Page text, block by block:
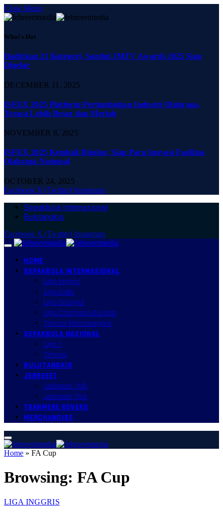
Close Menu
What's Hot
Hadirkan 21 Kategori, Santini JMTV Awards 2025 Siap
Digelar
DECEMBER 11, 2025
ISFEX 2025 Platform Pertumbuhan Industri Olahraga,
Terasa Lebih Besar dan Meriah
NOVEMBER 8, 2025
ISFEX 2025 Kembali Digelar, Siap Pacu Inovasi Fasilitas
Olahraga Nasional
OCTOBER 24, 2025
Facebook X (Twitter) Instagram
Sepakbola Internasional
Bulutangkis
Facebook X (Twitter) Instagram
HOME
SEPAKBOLA INTERNASIONAL
Liga Inggris
Liga Italia
Liga Spanyol
Liga Champion/Europa
Timnas Mancanegara
SEPAKBOLA NASIONAL
Liga 1
Timnas
BULUTANGKIS
JEBREEET
Jebreeet Talk
Jebreeet Tips
TRANMERE ROVERS
MERCHANDISE
Home » FA Cup
Browsing: FA Cup
LIGA INGGRIS